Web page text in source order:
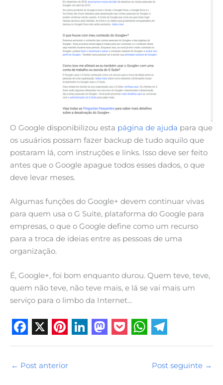
O Google disponibilizou esta página de ajuda para que
os usuários possam fazer backup de tudo aquilo que
postaram lá, com instruções e links. Isso deve ser feito
antes que o Google apague todos esses dados, o que
deve levar meses.
Algumas funções do Google+ devem continuar vivas
para quem usa o G Suite, plataforma do Google para
empresas, o que o Google define como um recurso
para a troca de ideias entre as pessoas de uma
organização.
É, Google+, foi bom enquanto durou. Quem teve, teve,
quem não teve, não teve mais, e lá se vai mais um
serviço para o limbo da Internet…
F
a
c
X P
n
L M P WT
e
l
← Post anterior Post seguinte →